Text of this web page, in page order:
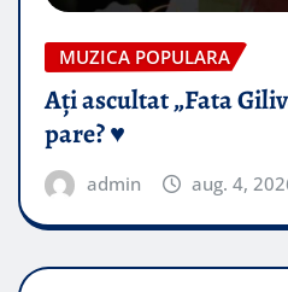
MUZICA POPULARA
Ați ascultat „Fata
pare? ♥️
admin aug. 4,